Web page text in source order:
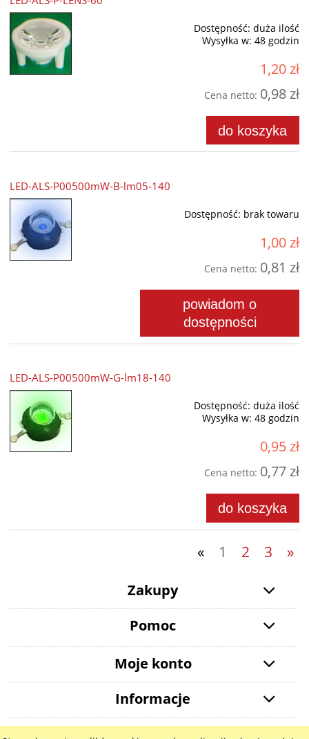
Dostępność: duża ilość
Wysyłka w: 48 godzin
1,20 zł
Cena netto: 0,98 zł
do koszyka
LED-ALS-P00500mW-B-lm05-140
Dostępność: brak towaru
1,00 zł
Cena netto: 0,81 zł
powiadom o
dostępności
LED-ALS-P00500mW-G-lm18-140
Dostępność: duża ilość
Wysyłka w: 48 godzin
0,95 zł
Cena netto: 0,77 zł
do koszyka
« 1 2 3 »
Zakupy
Pomoc
Moje konto
Informacje